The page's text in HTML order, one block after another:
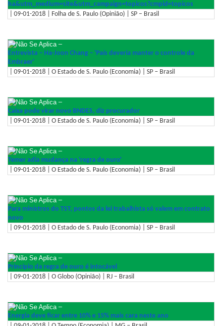
ha&utm_medium=site&utm_campaign=topicos?cmpid=topicos
| 09-01-2018 | Folha de S. Paulo (Opinião) | SP – Brasil
–
Entrevista – Ha-Joon Chang – 'País deveria manter o controle da
Embraer'
| 09-01-2018 | O Estado de S. Paulo (Economia) | SP – Brasil
–
Caixa pode virar novo BNDES, diz procurador
| 09-01-2018 | O Estado de S. Paulo (Economia) | SP – Brasil
–
Temer adia mudança na 'regra de ouro'
| 09-01-2018 | O Estado de S. Paulo (Economia) | SP – Brasil
–
Para ministros do TST, pontos da lei trabalhista só valem em contrato
novo
| 09-01-2018 | O Estado de S. Paulo (Economia) | SP – Brasil
–
Princípio da regra de ouro é intocável
| 09-01-2018 | O Globo (Opinião) | RJ – Brasil
–
Energia deve ficar entre 10% e 15% mais cara neste ano